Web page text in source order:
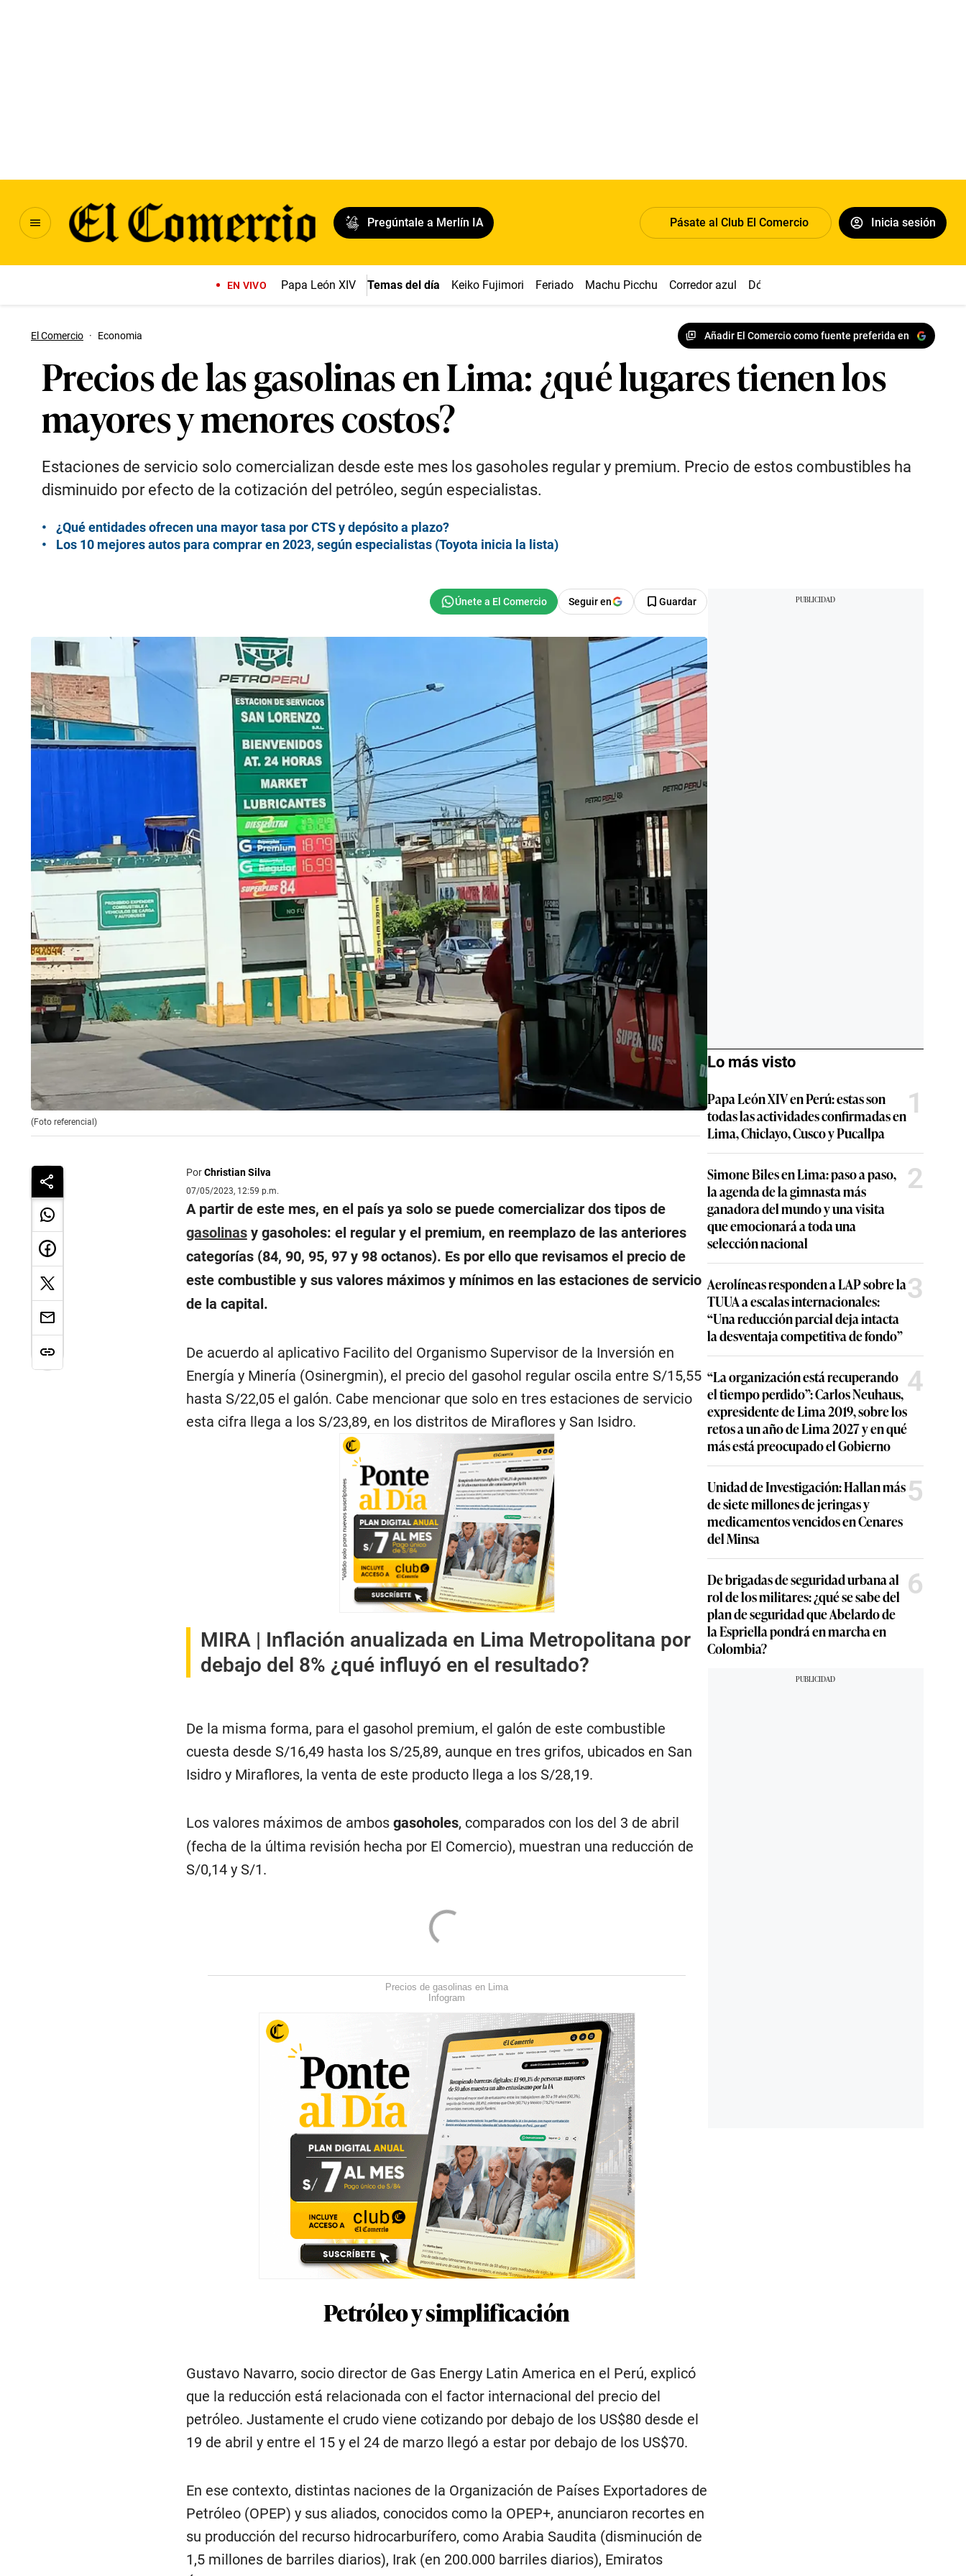
Pregúntale a Merlín IA Pásate al Club El Comercio Inicia sesión
EN VIVO Papa León XIV Temas del día Keiko Fujimori Feriado Machu Picchu Corredor azul Dólar
El Comercio · Economia Añadir El Comercio como fuente preferida en
Precios de las gasolinas en Lima: ¿qué lugares tienen los
mayores y menores costos?
Estaciones de servicio solo comercializan desde este mes los gasoholes regular y premium. Precio de estos combustibles ha
disminuido por efecto de la cotización del petróleo, según especialistas.
¿Qué entidades ofrecen una mayor tasa por CTS y depósito a plazo?
Los 10 mejores autos para comprar en 2023, según especialistas (Toyota inicia la lista)
Seguir en Guardar
(Foto referencial)
PorChristian Silva
07/05/2023, 12:59 p.m.
A partir de este mes, en el país ya solo se puede comercializar dos tipos de
gasolinasy gasoholes: el regular y el premium, en reemplazo de las anteriores
categorías (84, 90, 95, 97 y 98 octanos). Es por ello que revisamos el precio de
este combustible y sus valores máximos y mínimos en las estaciones de servicio
de la capital.
De acuerdo al aplicativo Facilito del Organismo Supervisor de la Inversión en
Energía y Minería (Osinergmin), el precio del gasohol regular oscila entre S/15,55
hasta S/22,05 el galón. Cabe mencionar que solo en tres estaciones de servicio
esta cifra llega a los S/23,89, en los distritos de Miraflores y San Isidro.
MIRA | Inflación anualizada en Lima Metropolitana por
debajo del 8% ¿qué influyó en el resultado?
De la misma forma, para el gasohol premium, el galón de este combustible
cuesta desde S/16,49 hasta los S/25,89, aunque en tres grifos, ubicados en San
Isidro y Miraflores, la venta de este producto llega a los S/28,19.
Los valores máximos de ambos gasoholes, comparados con los del 3 de abril
(fecha de la última revisión hecha por El Comercio), muestran una reducción de
S/0,14 y S/1.
Precios de gasolinas en Lima
Infogram
Petróleo y simplificación
Gustavo Navarro, socio director de Gas Energy Latin America en el Perú, explicó
que la reducción está relacionada con el factor internacional del precio del
petróleo. Justamente el crudo viene cotizando por debajo de los US$80 desde el
19 de abril y entre el 15 y el 24 de marzo llegó a estar por debajo de los US$70.
En ese contexto, distintas naciones de la Organización de Países Exportadores de
Petróleo (OPEP) y sus aliados, conocidos como la OPEP+, anunciaron recortes en
su producción del recurso hidrocarburífero, como Arabia Saudita (disminución de
1,5 millones de barriles diarios), Irak (en 200.000 barriles diarios), Emiratos
Lo más visto
Papa León XIV en Perú: estas son
todas las actividades confirmadas en
Lima, Chiclayo, Cusco y Pucallpa
1
Simone Biles en Lima: paso a paso,
la agenda de la gimnasta más
ganadora del mundo y una visita
que emocionará a toda una
selección nacional
2
Aerolíneas responden a LAP sobre la
TUUA a escalas internacionales:
“Una reducción parcial deja intacta
la desventaja competitiva de fondo”
3
“La organización está recuperando
el tiempo perdido”: Carlos Neuhaus,
expresidente de Lima 2019, sobre los
retos a un año de Lima 2027 y en qué
más está preocupado el Gobierno
4
Unidad de Investigación: Hallan más
de siete millones de jeringas y
medicamentos vencidos en Cenares
del Minsa
5
De brigadas de seguridad urbana al
rol de los militares: ¿qué se sabe del
plan de seguridad que Abelardo de
la Espriella pondrá en marcha en
Colombia?
6